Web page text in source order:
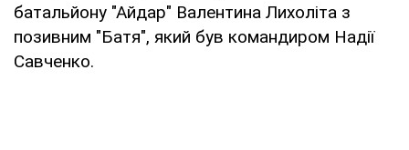
батальйону "Айдар" Валентина Лихоліта з
позивним "Батя", який був командиром Надії
Савченко.